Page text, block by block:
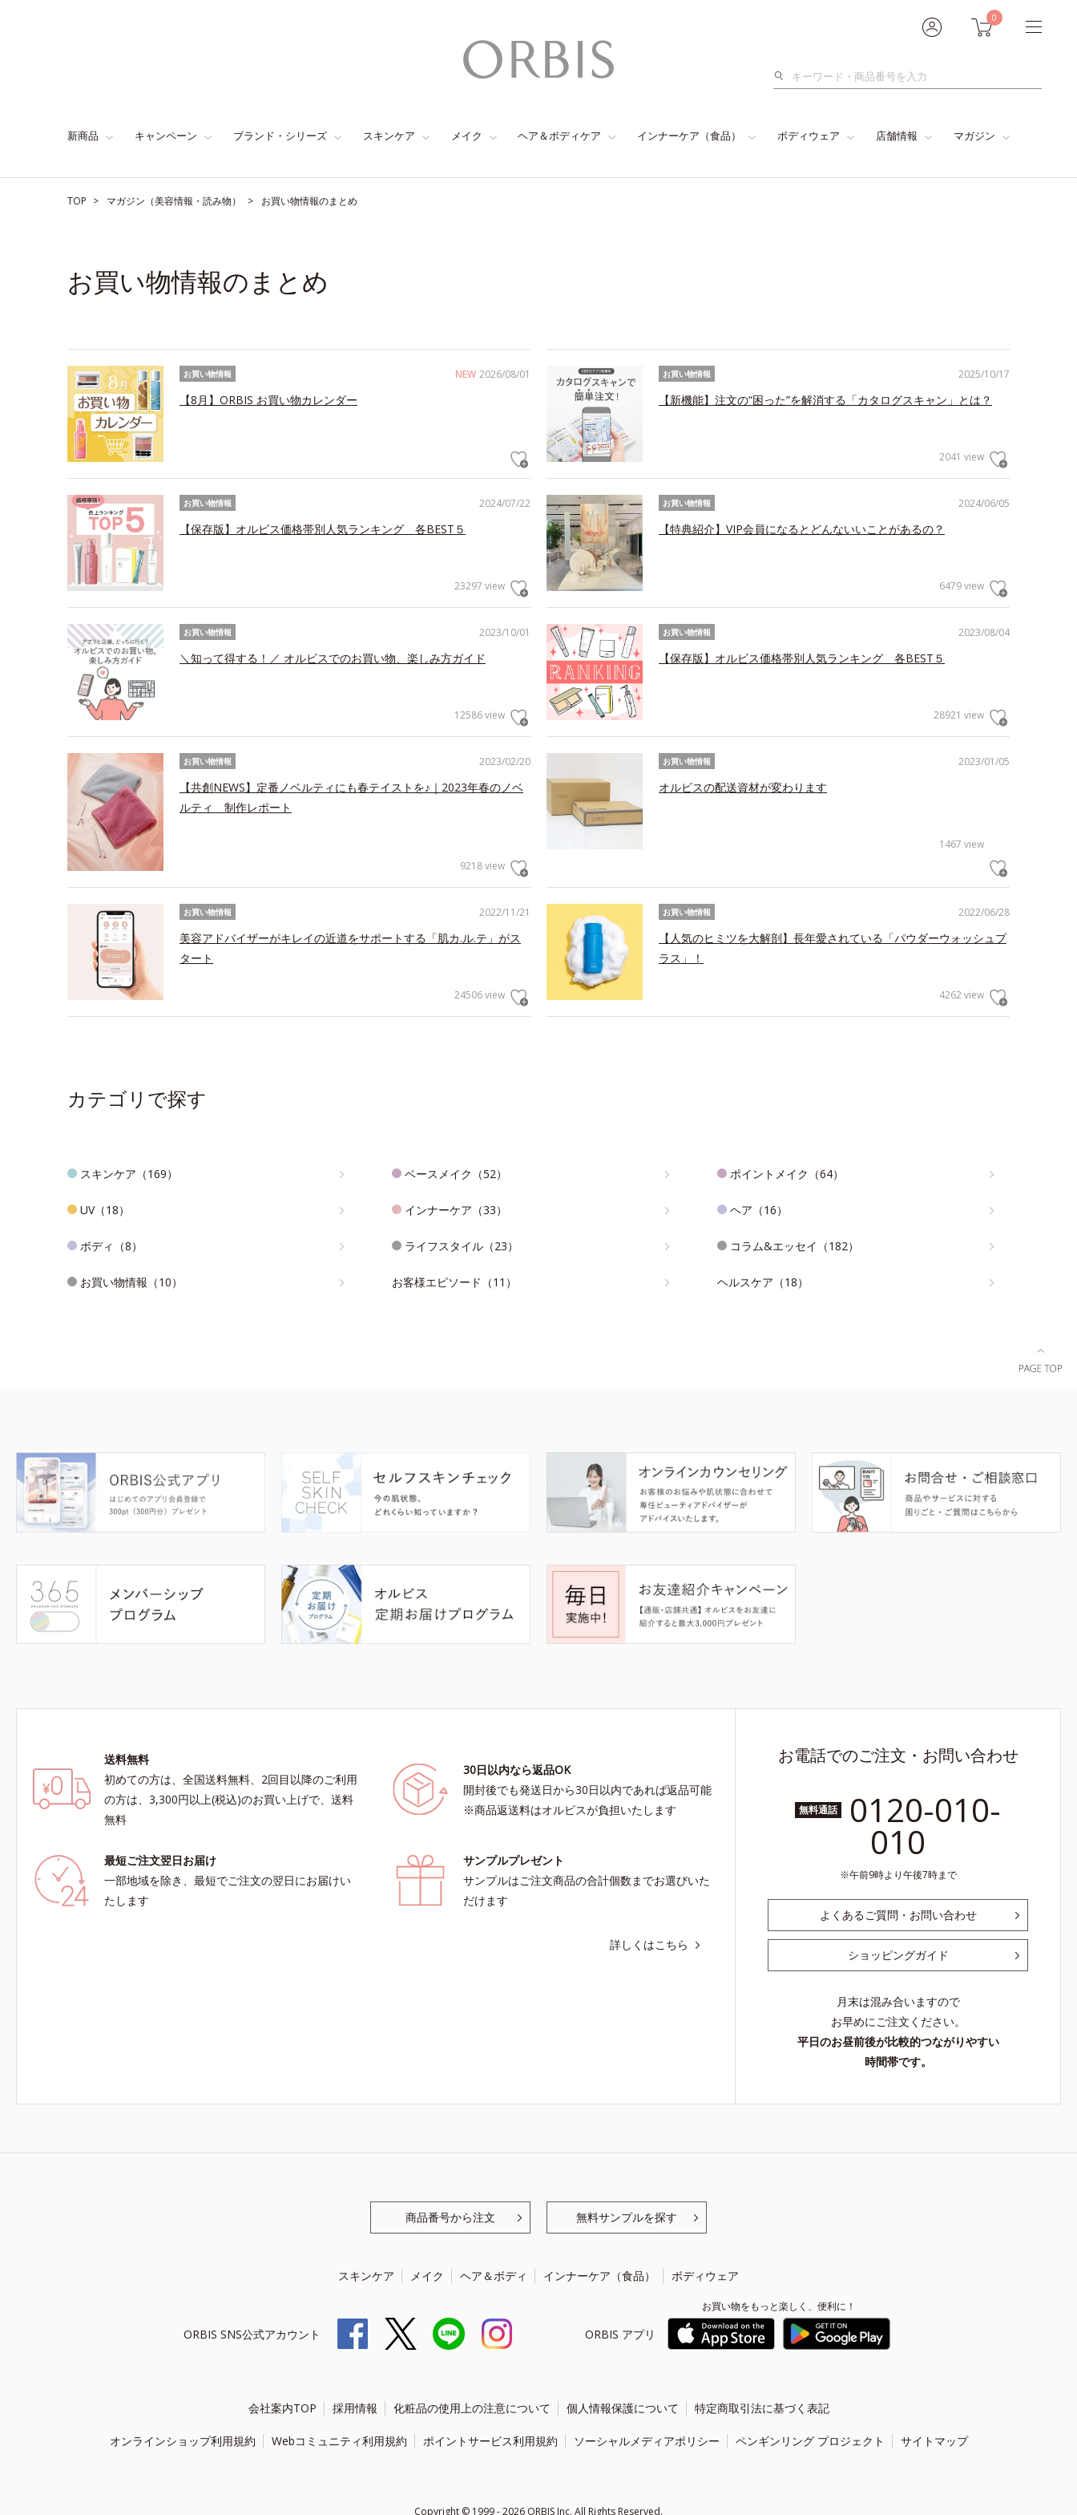
0
検
新商品 キャンペーン ブランド・シリーズ スキンケア メイク ヘア＆ボディケア インナーケア（食品） ボディウェア 店舗情報 マガジン
TOP マガジン（美容情報・読み物） お買い物情報のまとめ
お買い物情報のまとめ
NEW 2026/08/01
お買い物情報
【8月】ORBIS お買い物カレンダー
2025/10/17
お買い物情報
【新機能】注文の“困った”を解消する「カタログスキャン」とは？
2041 view
2024/07/22
お買い物情報
【保存版】オルビス価格帯別人気ランキング 各BEST５
23297 view
2024/06/05
お買い物情報
【特典紹介】VIP会員になるとどんないいことがあるの？
6479 view
2023/10/01
お買い物情報
＼知って得する！／ オルビスでのお買い物、楽しみ方ガイド
12586 view
2023/08/04
お買い物情報
【保存版】オルビス価格帯別人気ランキング 各BEST５
28921 view
2023/02/20
お買い物情報
【共創NEWS】定番ノベルティにも春テイストを♪｜2023年春のノベ
ルティ 制作レポート
9218 view
2023/01/05
お買い物情報
オルビスの配送資材が変わります
1467 view
2022/11/21
お買い物情報
美容アドバイザーがキレイの近道をサポートする「肌カ.ル.テ」がス
タート
24506 view
2022/06/28
お買い物情報
【人気のヒミツを大解剖】長年愛されている「パウダーウォッシュプ
ラス」！
4262 view
カテゴリで探す
スキンケア（169） ベースメイク（52） ポイントメイク（64）
UV（18） インナーケア（33） ヘア（16）
ボディ（8） ライフスタイル（23） コラム&エッセイ（182）
お買い物情報（10） お客様エピソード（11） ヘルスケア（18）
送料無料
初めての方は、全国送料無料、2回目以降のご利用
の方は、3,300円以上(税込)のお買い上げで、送料
無料
30日以内なら返品OK
開封後でも発送日から30日以内であれば返品可能
※商品返送料はオルビスが負担いたします
最短ご注文翌日お届け
一部地域を除き、最短でご注文の翌日にお届けい
たします
サンプルプレゼント
サンプルはご注文商品の合計個数までお選びいた
だけます
詳しくはこちら
お電話でのご注文・お問い合わせ
無料通話 0120-010-
010
午前9時より午後7時まで
よくあるご質問・お問い合わせ
ショッピングガイド
月末は混み合いますので
お早めにご注文ください。
平日のお昼前後が比較的つながりやすい
時間帯です。
商品番号から注文 無料サンプルを探す
スキンケア メイク ヘア＆ボディ インナーケア（食品） ボディウェア
ORBIS SNS公式アカウント ORBIS アプリ
お買い物をもっと楽しく、便利に！
会社案内TOP 採用情報 化粧品の使用上の注意について 個人情報保護について 特定商取引法に基づく表記
オンラインショップ利用規約 Webコミュニティ利用規約 ポイントサービス利用規約 ソーシャルメディアポリシー ペンギンリング プロジェクト サイトマップ
Copyright © 1999 - 2026 ORBIS Inc. All Rights Reserved.